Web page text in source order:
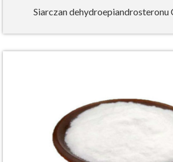
Siarczan dehydroepiandrosteronu